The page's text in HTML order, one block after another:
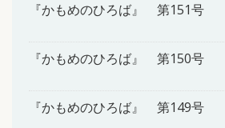
『かもめのひろば』 第151号
『かもめのひろば』 第150号
『かもめのひろば』 第149号